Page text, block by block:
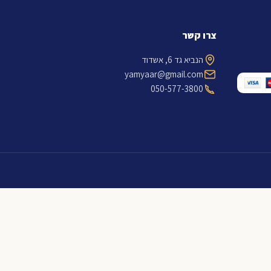
צרו קשר
הנביא גד 6, אשדוד
yamyaar@gmail.com
050-577-3800